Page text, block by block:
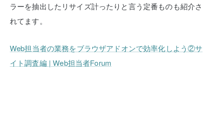
ラーを抽出したリサイズ計ったりと言う定番ものも紹介さ
れてます。
Web担当者の業務をブラウザアドオンで効率化しよう②サ
イト調査編 | Web担当者Forum